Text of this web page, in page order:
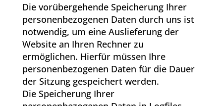
Die vorübergehende Speicherung Ihrer
personenbezogenen Daten durch uns ist
notwendig, um eine Auslieferung der
Website an Ihren Rechner zu
ermöglichen. Hierfür müssen Ihre
personenbezogenen Daten für die Dauer
der Sitzung gespeichert werden.
Die Speicherung Ihrer